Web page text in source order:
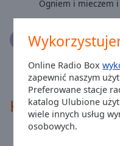
Online Radio Box
zapewnić naszym
Preferowane stacje
katalog Ulubione
wiele innych usług
osobowych.
Modal
Dialog
window.
Ogniem i mieczem
7 lat. :)
Kontakty